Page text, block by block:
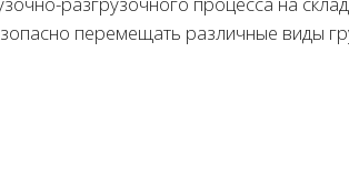
перемещать различные виды